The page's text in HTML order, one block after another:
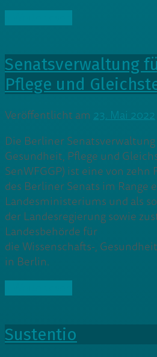
Senatsverwaltung
Pflege und
Veröffentlicht am 23. Mai 2022
Die Berliner
Gesundheit, Pflege und
SenWFGGP) ist eine von zehn
des Berliner Senats im Range
Landesministeriums und als
der Landesregierung sowie
Landesbehörde für
die Wissenschafts-,
in Berlin.
Sustentio